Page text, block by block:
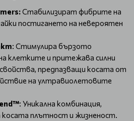
Стабилизират фибрите на
постигането на невероятен
: Стимулира бързото
клетките и притежава силни
предпазващи косата от
на ултравиолетовите
: Уникална комбинация,
косата плътност и жизненост.